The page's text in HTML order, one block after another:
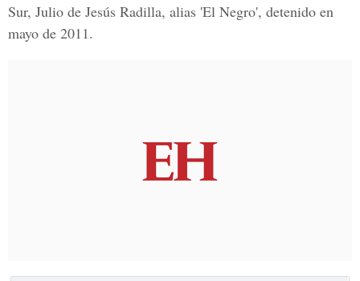
Sur, Julio de Jesús Radilla, alias 'El Negro', detenido en
mayo de 2011.